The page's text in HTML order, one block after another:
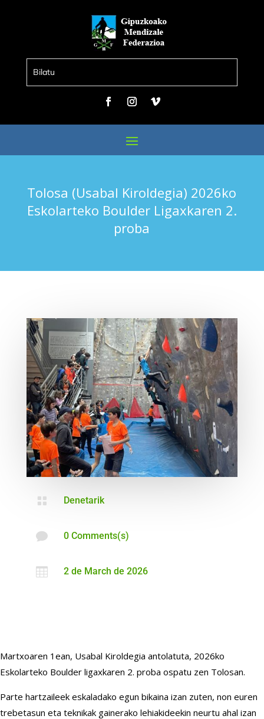
Tolosa (Usabal Kiroldegia) 2026ko
Eskolarteko Boulder Ligaxkaren 2.
proba
 Denetarik
 0 Comments(s)
 2 de March de 2026
Martxoaren 1ean, Usabal Kiroldegia antolatuta, 2026ko
Eskolarteko Boulder ligaxkaren 2. proba ospatu zen Tolosan.
Parte hartzaileek eskaladako egun bikaina izan zuten, non euren
trebetasun eta teknikak gainerako lehiakideekin neurtu ahal izan